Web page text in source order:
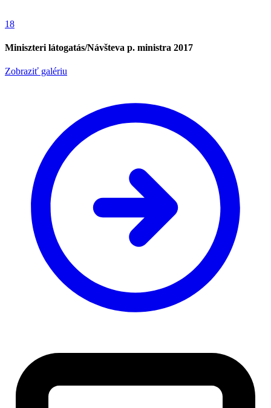
18
Miniszteri látogatás/Návšteva p. ministra 2017
Zobraziť galériu